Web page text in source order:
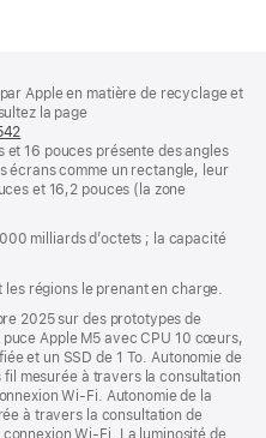
Apple en matière de recyclage et
la page
dans
une
nouvelle
et 16 pouces présente des angles
écrans comme un rectangle, leur
et 16,2 pouces (la zone
milliards d’octets ; la capacité
régions le prenant en charge.
2025 sur des prototypes de
Apple M5 avec CPU 10 cœurs,
et un SSD de 1 To. Autonomie de
mesurée à travers la consultation
Wi-Fi. Autonomie de la
à travers la consultation de